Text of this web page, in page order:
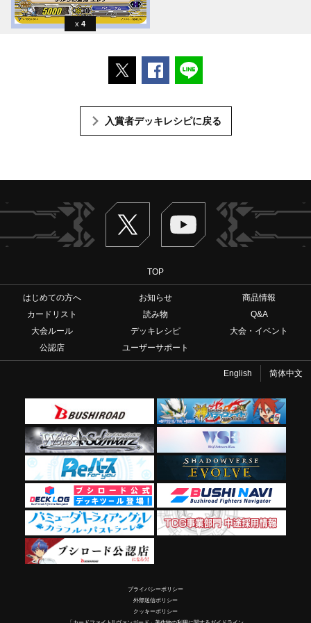
4
ポストするFacebookでシェアする
入賞者デッキレシピに戻る
Twitter ヴァンガードch
TOP
はじめての方へ お知らせ
商品情報
カードリスト
読み物
Q&A
大会ルール
デッキレシピ
大会・イベント
公認店
ユーザーサポート
English 简体中文
プライバシーポリシー
外部送信ポリシー
クッキーポリシー